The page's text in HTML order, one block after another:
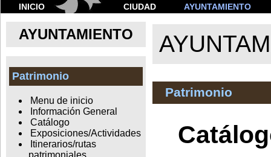
INICIO CIUDAD AYUNTAMIENTO
AYUNTAMIENTO
Patrimonio
Menu de inicio
Información General
Catálogo
Exposiciones/Actividades
Itinerarios/rutas
Patrimonio